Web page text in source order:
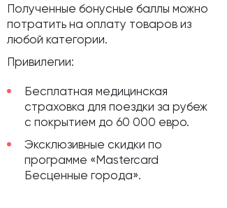
Полученные бонусные баллы можно
потратить на оплату товаров из
любой категории.
Привилегии:
Бесплатная медицинская
страховка для поездки за рубеж
с покрытием до 60 000 евро.
Эксклюзивные скидки по
программе «Mastercard
Бесценные города».